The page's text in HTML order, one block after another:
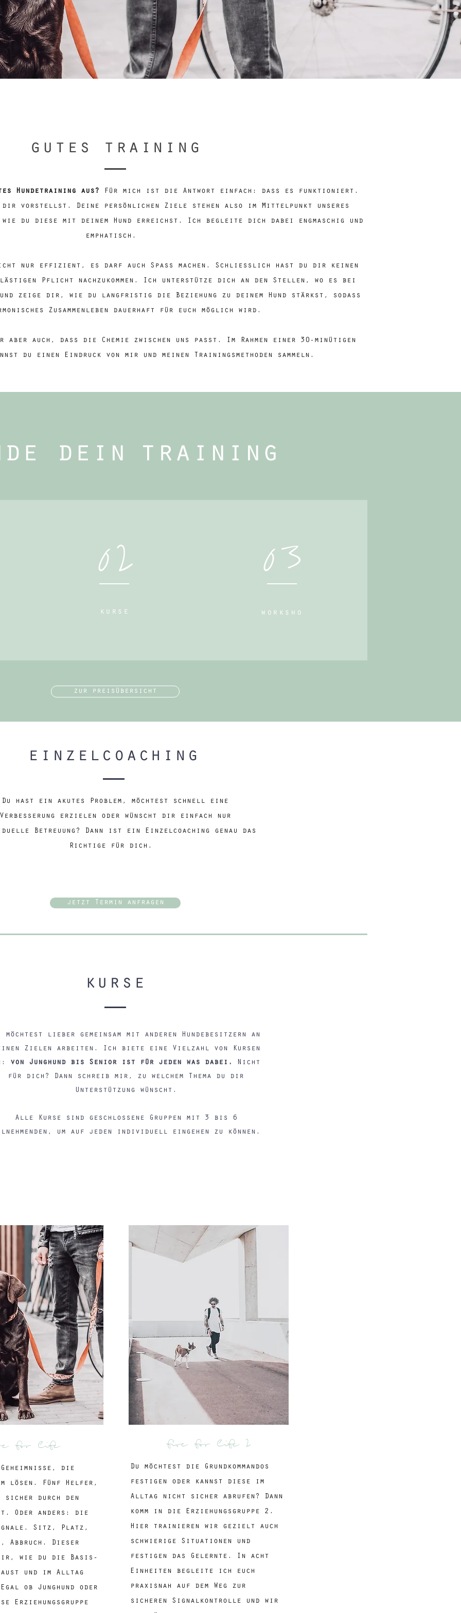
gutes training
Hundetraining aus?
Für mich ist die Antwort einfach: dass es funktioniert.
dir vorstellst. Deine persönlichen Ziele stehen also im Mittelpunkt unseres
du diese mit deinem Hund erreichst. Ich begleite dich dabei engmaschig und
emphatisch.
nur effizient, es darf auch Spass machen. Schliesslich hast du dir keinen
Pflicht nachzukommen. Ich unterstütze dich an den Stellen, wo es bei
zeige dir, wie du langfristig die Beziehung zu deinem Hund stärkst, sodass
Zusammenleben dauerhaft für euch möglich wird.
auch, dass die Chemie zwischen uns passt. Im Rahmen einer 30-minütigen
du einen Eindruck von mir und meinen Trainingsmethoden sammeln.
dein training
02
kurse
03
worksho
zur preisübersicht
einzelcoaching
Du hast ein akutes Problem, möchtest schnell eine
Verbesserung erzielen oder wünscht dir einfach nur
Betreuung? Dann ist ein Einzelcoaching genau das
Richtige für dich.
jetzt Termin anfragen
kurse
möchtest lieber gemeinsam mit anderen Hundebesitzern an
Zielen arbeiten. Ich biete eine Vielzahl von Kursen
von Junghund bis Senior ist für jeden was dabei.
Nicht
für dich? Dann schreib mir, zu welchem Thema du dir
Unterstützung wünscht.
Alle Kurse sind geschlossene Gruppen mit 3 bis 6
um auf jeden individuell eingehen zu können.
for life
die
lösen. Fünf Helfer,
sicher durch den
Oder anders: die
Sitz, Platz,
Abbruch. Dieser
wie du die Basis-
und im Alltag
ob Junghund oder
Erziehungsgruppe
five for life 2
Du möchtest die Grundkommandos
festigen oder kannst diese im
Alltag nicht sicher abrufen? Dann
komm in die Erziehungsgruppe 2.
Hier trainieren wir gezielt auch
schwierige Situationen und
festigen das Gelernte. In acht
Einheiten begleite ich euch
praxisnah auf dem Weg zur
sicheren Signalkontrolle und wir